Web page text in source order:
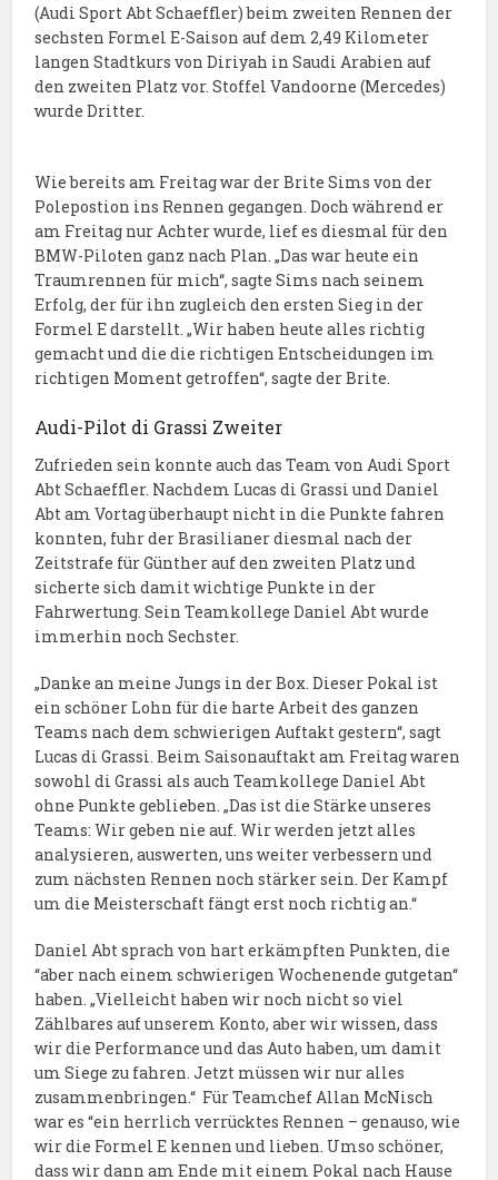
(Audi Sport Abt Schaeffler) beim zweiten Rennen der
sechsten Formel E-Saison auf dem 2,49 Kilometer
langen Stadtkurs von Diriyah in Saudi Arabien auf
den zweiten Platz vor. Stoffel Vandoorne (Mercedes)
wurde Dritter.
Wie bereits am Freitag war der Brite Sims von der
Polepostion ins Rennen gegangen. Doch während er
am Freitag nur Achter wurde, lief es diesmal für den
BMW-Piloten ganz nach Plan. „Das war heute ein
Traumrennen für mich“, sagte Sims nach seinem
Erfolg, der für ihn zugleich den ersten Sieg in der
Formel E darstellt. „Wir haben heute alles richtig
gemacht und die die richtigen Entscheidungen im
richtigen Moment getroffen“, sagte der Brite.
Audi-Pilot di Grassi Zweiter
Zufrieden sein konnte auch das Team von Audi Sport
Abt Schaeffler. Nachdem Lucas di Grassi und Daniel
Abt am Vortag überhaupt nicht in die Punkte fahren
konnten, fuhr der Brasilianer diesmal nach der
Zeitstrafe für Günther auf den zweiten Platz und
sicherte sich damit wichtige Punkte in der
Fahrwertung. Sein Teamkollege Daniel Abt wurde
immerhin noch Sechster.
„Danke an meine Jungs in der Box. Dieser Pokal ist
ein schöner Lohn für die harte Arbeit des ganzen
Teams nach dem schwierigen Auftakt gestern“, sagt
Lucas di Grassi. Beim Saisonauftakt am Freitag waren
sowohl di Grassi als auch Teamkollege Daniel Abt
ohne Punkte geblieben. „Das ist die Stärke unseres
Teams: Wir geben nie auf. Wir werden jetzt alles
analysieren, auswerten, uns weiter verbessern und
zum nächsten Rennen noch stärker sein. Der Kampf
um die Meisterschaft fängt erst noch richtig an.“
Daniel Abt sprach von hart erkämpften Punkten, die
“aber nach einem schwierigen Wochenende gutgetan“
haben. „Vielleicht haben wir noch nicht so viel
Zählbares auf unserem Konto, aber wir wissen, dass
wir die Performance und das Auto haben, um damit
um Siege zu fahren. Jetzt müssen wir nur alles
zusammenbringen.“ Für Teamchef Allan McNisch
war es “ein herrlich verrücktes Rennen – genauso, wie
wir die Formel E kennen und lieben. Umso schöner,
dass wir dann am Ende mit einem Pokal nach Hause